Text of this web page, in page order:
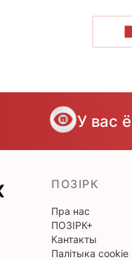
У вас
ПОЗІРК
Пра нас
ПОЗІРК+
Кантакты
Палітыка cookie